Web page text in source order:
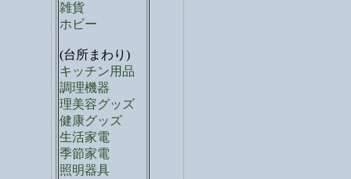
雑貨
ホビー
(台所まわり)
キッチン用品
調理機器
理美容グッズ
健康グッズ
生活家電
季節家電
照明器具